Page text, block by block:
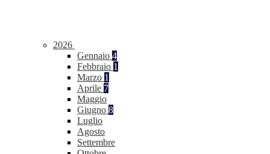
2026
Gennaio 4
Febbraio 1
Marzo 1
Aprile 7
Maggio
Giugno 8
Luglio
Agosto
Settembre